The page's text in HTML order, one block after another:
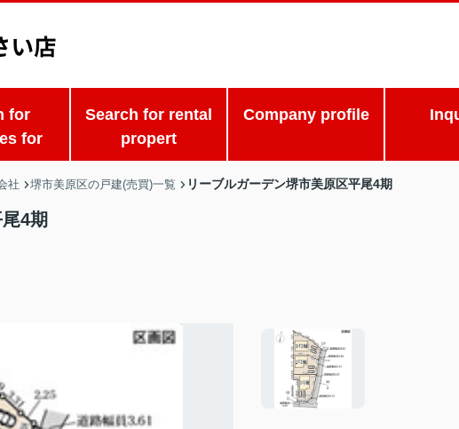
for
for
Search for rental
propert
Company profile
社 堺市美原区の戸建(売買)一覧 リーブルガーデン堺市美原区平尾4期
4期